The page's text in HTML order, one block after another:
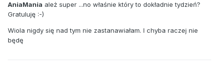
AniaMania ależ super ...no właśnie który to dokładnie tydzień?
Gratuluję :-)
Wiola nigdy się nad tym nie zastanawiałam. I chyba raczej nie
będę